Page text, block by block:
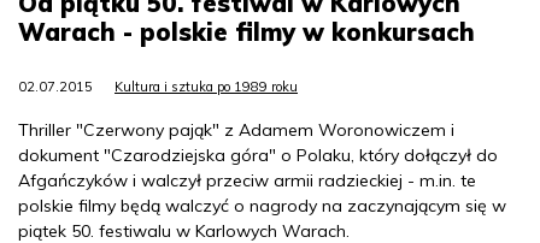
Warach - polskie filmy w konkursach
02.07.2015 Kultura i sztuka po 1989 roku
Thriller "Czerwony pająk" z Adamem Woronowiczem i
dokument "Czarodziejska góra" o Polaku, który dołączył do
Afgańczyków i walczył przeciw armii radzieckiej - m.in. te
polskie filmy będą walczyć o nagrody na zaczynającym się w
piątek 50. festiwalu w Karlowych Warach.